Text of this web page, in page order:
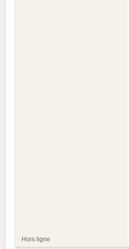
Hors ligne